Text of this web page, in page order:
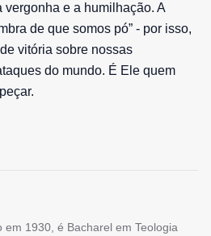
e a humilhação. A
de que somos pó” - por isso,
vitória sobre nossas
do mundo. É Ele quem
em 1930, é Bacharel em Teologia